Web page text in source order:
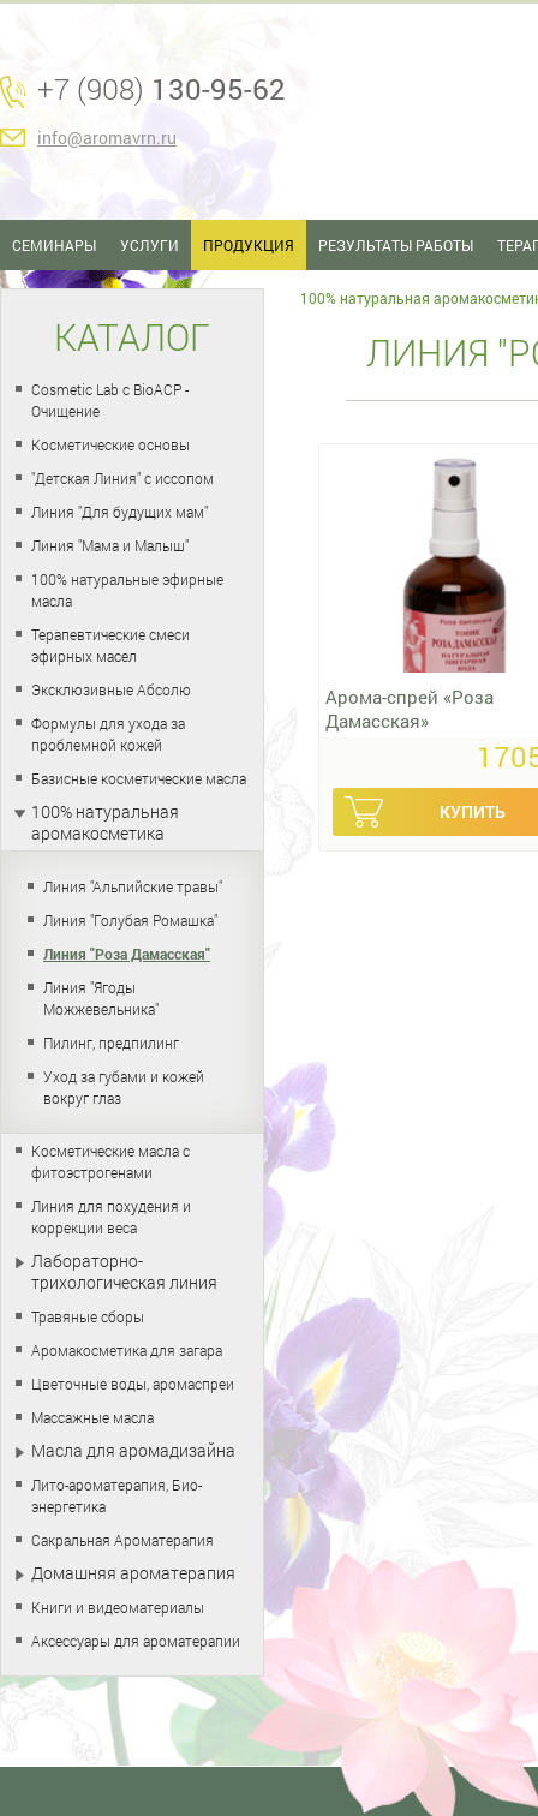
+7 (908) 130-95-62
info@aromavrn.ru
СЕМИНАРЫ УСЛУГИ ПРОДУКЦИЯ РЕЗУЛЬТАТЫ РАБОТЫ
100% натуральная
ЛИНИЯ
Арома-спрей «Роза
Дамасская»
КАТАЛОГ
Cosmetic Lab с BioACP -
Очищение
Косметические основы
"Детская Линия" с иссопом
Линия "Для будущих мам"
Линия "Мама и Малыш"
100% натуральные эфирные
масла
Терапевтические смеси
эфирных масел
Эксклюзивные Абсолю
Формулы для ухода за
проблемной кожей
Базисные косметические масла
100% натуральная
аромакосметика
Линия "Альпийские травы"
Линия "Голубая Ромашка"
Линия "Роза Дамасская"
Линия "Ягоды
Можжевельника"
Пилинг, предпилинг
Уход за губами и кожей
вокруг глаз
Косметические масла с
фитоэстрогенами
Линия для похудения и
коррекции веса
Лабораторно-
трихологическая линия
Травяные сборы
Аромакосметика для загара
Цветочные воды, аромаспреи
Массажные масла
Масла для аромадизайна
Лито-ароматерапия, Био-
энергетика
Сакральная Ароматерапия
Домашняя ароматерапия
Книги и видеоматериалы
Аксессуары для ароматерапии